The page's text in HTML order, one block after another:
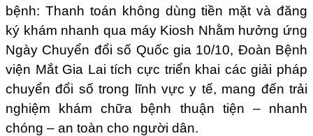
bệnh: Thanh toán không dùng tiền mặt và đăng
ký khám nhanh qua máy Kiosh Nhằm hưởng ứng
Ngày Chuyển đổi số Quốc gia 10/10, Đoàn Bệnh
viện Mắt Gia Lai tích cực triển khai các giải pháp
chuyển đổi số trong lĩnh vực y tế, mang đến trải
nghiệm khám chữa bệnh thuận tiện – nhanh
chóng – an toàn cho người dân.